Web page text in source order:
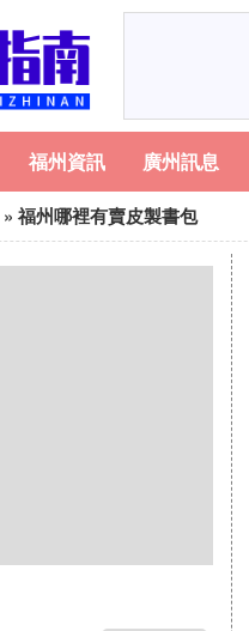
福州資訊 廣州訊息
» 福州哪裡有賣皮製書包